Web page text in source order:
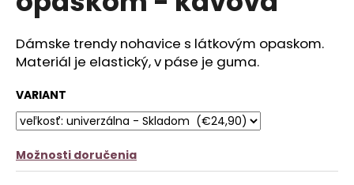
z
hviezdičiek.
Dámske trendy nohavice s látkovým opaskom.
Materiál je elastický, v páse je guma.
VARIANT
Možnosti doručenia
m
e
MEDONA
-
ČERVENÉ
€13,90